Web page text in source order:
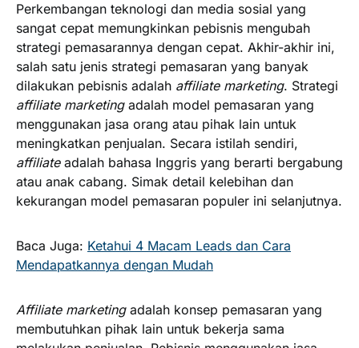
Perkembangan teknologi dan media sosial yang
sangat cepat memungkinkan pebisnis mengubah
strategi pemasarannya dengan cepat. Akhir-akhir ini,
salah satu jenis strategi pemasaran yang banyak
dilakukan pebisnis adalah affiliate marketing. Strategi
affiliate marketingadalah model pemasaran yang
menggunakan jasa orang atau pihak lain untuk
meningkatkan penjualan. Secara istilah sendiri,
affiliateadalah bahasa Inggris yang berarti bergabung
atau anak cabang. Simak detail kelebihan dan
kekurangan model pemasaran populer ini selanjutnya.
Baca Juga: Ketahui 4 Macam Leads dan Cara
Mendapatkannya dengan Mudah
Affiliate marketingadalah konsep pemasaran yang
membutuhkan pihak lain untuk bekerja sama